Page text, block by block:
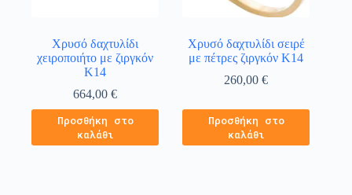
Χρυσό δαχτυλίδι
χειροποιήτο με ζιργκόν
Κ14
664,00€
Προσθήκη στο
καλάθι
Χρυσό δαχτυλίδι σειρέ
με πέτρες ζιργκόν Κ14
260,00€
Προσθήκη στο
καλάθι